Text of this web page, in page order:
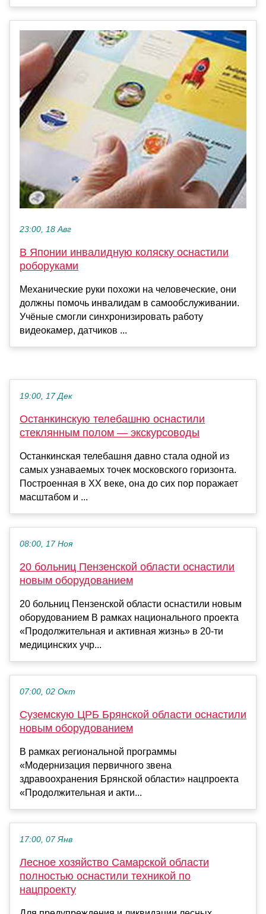
23:00, 18 Авг
В Японии инвалидную коляску оснастили
роборуками
Механические руки похожи на человеческие, они
должны помочь инвалидам в самообслуживании.
Учёные смогли синхронизировать работу
видеокамер, датчиков ...
19:00, 17 Дек
Останкинскую телебашню оснастили
стеклянным полом — экскурсоводы
Останкинская телебашня давно стала одной из
самых узнаваемых точек московского горизонта.
Построенная в XX веке, она до сих пор поражает
масштабом и ...
08:00, 17 Ноя
20 больниц Пензенской области оснастили
новым оборудованием
20 больниц Пензенской области оснастили новым
оборудованием В рамках национального проекта
«Продолжительная и активная жизнь» в 20-ти
медицинских учр...
07:00, 02 Окт
Суземскую ЦРБ Брянской области оснастили
новым оборудованием
В рамках региональной программы
«Модернизация первичного звена
здравоохранения Брянской области» нацпроекта
«Продолжительная и акти...
17:00, 07 Янв
Лесное хозяйство Самарской области
полностью оснастили техникой по
нацпроекту